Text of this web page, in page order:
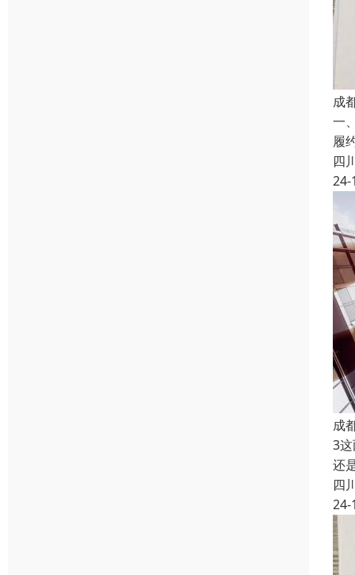
成
一
履
四
24-
成
3
还
四
24-